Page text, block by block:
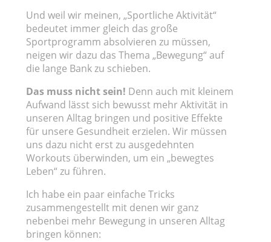
Und weil wir meinen, „Sportliche Aktivität“
bedeutet immer gleich das große
Sportprogramm absolvieren zu müssen,
neigen wir dazu das Thema „Bewegung“ auf
die lange Bank zu schieben.
Das muss nicht sein! Denn auch mit kleinem
Aufwand lässt sich bewusst mehr Aktivität in
unseren Alltag bringen und positive Effekte
für unsere Gesundheit erzielen. Wir müssen
uns dazu nicht erst zu ausgedehnten
Workouts überwinden, um ein „bewegtes
Leben“ zu führen.
Ich habe ein paar einfache Tricks
zusammengestellt mit denen wir ganz
nebenbei mehr Bewegung in unseren Alltag
bringen können: